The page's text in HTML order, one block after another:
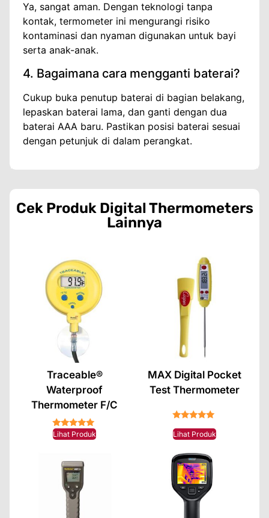
Ya, sangat aman. Dengan teknologi tanpa
kontak, termometer ini mengurangi risiko
kontaminasi dan nyaman digunakan untuk bayi
serta anak-anak.
4. Bagaimana cara mengganti baterai?
Cukup buka penutup baterai di bagian belakang,
lepaskan baterai lama, dan ganti dengan dua
baterai AAA baru. Pastikan posisi baterai sesuai
dengan petunjuk di dalam perangkat.
Cek Produk Digital Thermometers
Lainnya
Traceable®
Waterproof
Thermometer F/C
★★★★★
Lihat Produk
MAX Digital Pocket
Test Thermometer
Lihat Produk